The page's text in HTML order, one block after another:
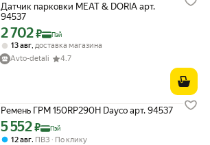
Датчик парковки MEAT & DORIA арт.
94537
Цена с картой Яндекс Пэй 2702 ₽ вместо
2 702₽ Пэй
13 авг доставка магазина
Avto-detali
4.7
Ремень ГРМ 150RP290H Dayco арт. 94537
Цена с картой Яндекс Пэй 5552 ₽ вместо
5 552₽ Пэй
12 авг, ПВЗ
По клику